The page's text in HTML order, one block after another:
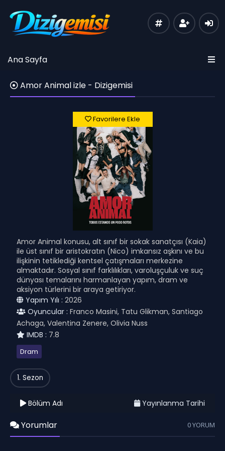
Ana Sayfa
Amor Animal izle - Dizigemisi
Favorilere Ekle
Amor Animal konusu, alt sınıf bir sokak sanatçısı (Kaia)
ile üst sınıf bir aristokratın (Nico) imkansız aşkını ve bu
ilişkinin tetiklediği kentsel çatışmaları merkezine
almaktadır. Sosyal sınıf farklılıkları, varoluşçuluk ve suç
dünyası temalarını harmanlayan yapım, dram ve
aksiyon türlerini bir araya getiriyor.
Yapım Yılı : 2026
Oyuncular : Franco Masini, Tatu Glikman, Santiago
Achaga, Valentina Zenere, Olivia Nuss
IMDB : 7.8
Dram
1. Sezon
Bölüm Adı Yayınlanma Tarihi
Yorumlar 0 YORUM